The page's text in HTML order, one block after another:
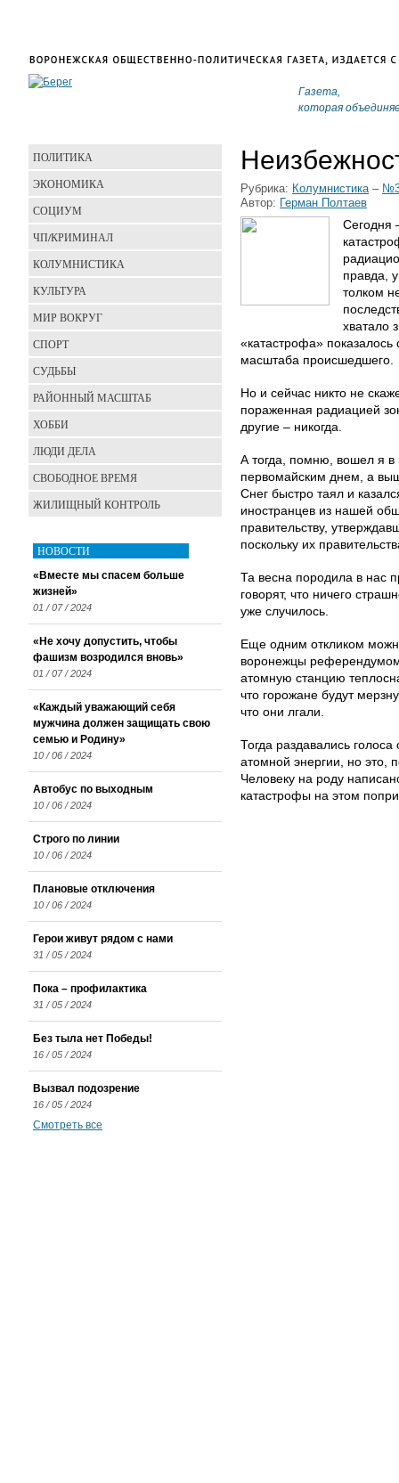
Газета,
которая
Рубрика: Колумнистика–
Автор:
Герман Полтаев
Сегодня
правда,
толком
хватало
«катастрофа»
масштаба происшедшего.
Но и сейчас никто не
пораженная радиацией
другие – никогда.
А тогда, помню, вошел я в
первомайским днем, а
Снег быстро таял и
иностранцев из нашей
правительству,
поскольку их
Та весна породила в нас
говорят, что ничего
уже случилось.
Еще одним откликом
воронежцы референдумом
атомную станцию
что горожане будут
что они лгали.
Тогда раздавались
атомной энергии, но это,
Человеку на роду
катастрофы на этом
ПОЛИТИКА
ЭКОНОМИКА
СОЦИУМ
ЧП/КРИМИНАЛ
КОЛУМНИСТИКА
КУЛЬТУРА
МИР ВОКРУГ
СПОРТ
СУДЬБЫ
РАЙОННЫЙ МАСШТАБ
ХОББИ
ЛЮДИ ДЕЛА
СВОБОДНОЕ ВРЕМЯ
ЖИЛИЩНЫЙ КОНТРОЛЬ
НОВОСТИ
«Вместе мы спасем больше
жизней»
01 / 07 / 2024
«Не хочу допустить, чтобы
фашизм возродился вновь»
01 / 07 / 2024
«Каждый уважающий себя
мужчина должен защищать свою
семью и Родину»
10 / 06 / 2024
Автобус по выходным
10 / 06 / 2024
Строго по линии
10 / 06 / 2024
Плановые отключения
10 / 06 / 2024
Герои живут рядом с нами
31 / 05 / 2024
Пока – профилактика
31 / 05 / 2024
Без тыла нет Победы!
16 / 05 / 2024
Вызвал подозрение
16 / 05 / 2024
Смотреть все